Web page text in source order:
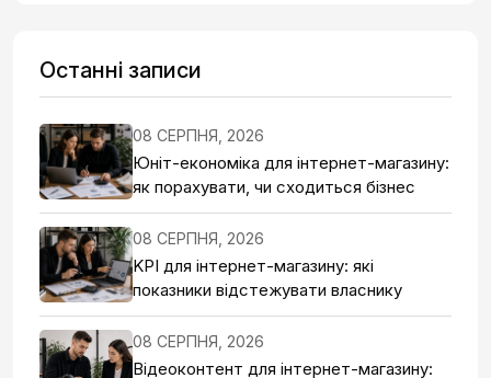
Останні записи
08 СЕРПНЯ, 2026
Юніт-економіка для інтернет-магазину:
як порахувати, чи сходиться бізнес
08 СЕРПНЯ, 2026
KPI для інтернет-магазину: які
показники відстежувати власнику
08 СЕРПНЯ, 2026
Відеоконтент для інтернет-магазину: